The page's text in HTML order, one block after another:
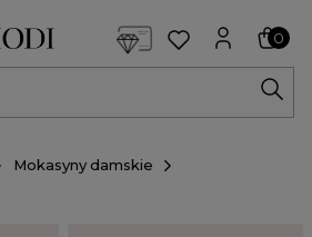
0
Mokasyny damskie